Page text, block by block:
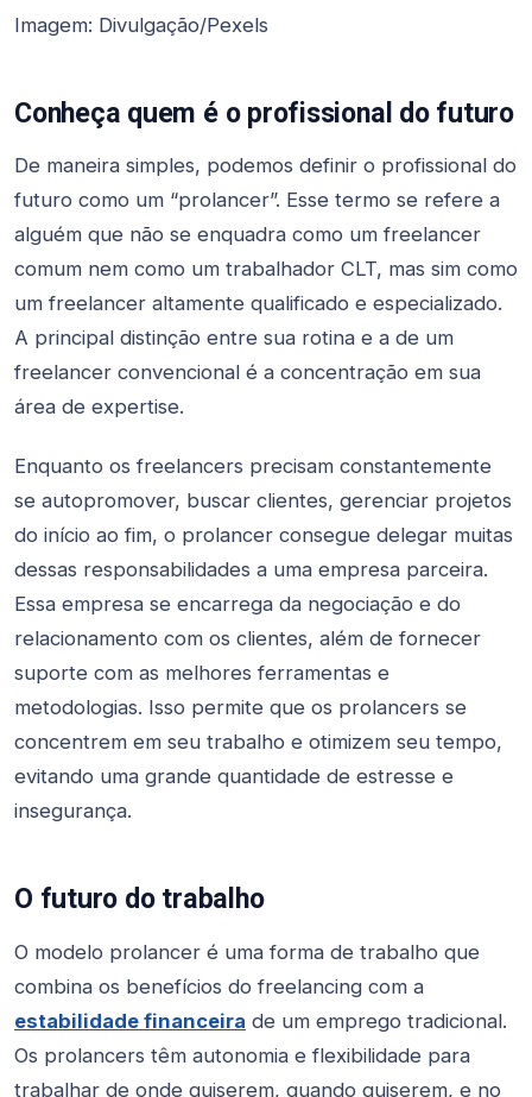
Imagem: Divulgação/Pexels
Conheça quem é o profissional do futuro
De maneira simples, podemos definir o profissional do
futuro como um “prolancer”. Esse termo se refere a
alguém que não se enquadra como um freelancer
comum nem como um trabalhador CLT, mas sim como
um freelancer altamente qualificado e especializado.
A principal distinção entre sua rotina e a de um
freelancer convencional é a concentração em sua
área de expertise.
Enquanto os freelancers precisam constantemente
se autopromover, buscar clientes, gerenciar projetos
do início ao fim, o prolancer consegue delegar muitas
dessas responsabilidades a uma empresa parceira.
Essa empresa se encarrega da negociação e do
relacionamento com os clientes, além de fornecer
suporte com as melhores ferramentas e
metodologias. Isso permite que os prolancers se
concentrem em seu trabalho e otimizem seu tempo,
evitando uma grande quantidade de estresse e
insegurança.
O futuro do trabalho
O modelo prolancer é uma forma de trabalho que
combina os benefícios do freelancing com a
estabilidade financeira de um emprego tradicional.
Os prolancers têm autonomia e flexibilidade para
trabalhar de onde quiserem, quando quiserem, e no